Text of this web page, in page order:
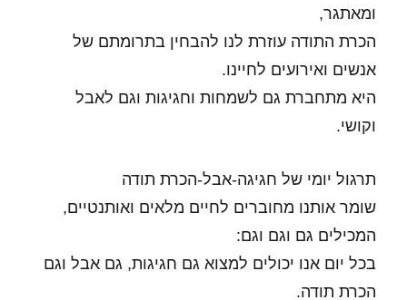
ומאתגר,
הכרת התודה עוזרת לנו להבחין בתרומתם של
אנשים ואירועים לחיינו.
היא מתחברת גם לשמחות וחגיגות וגם לאבל
וקושי.
תרגול יומי של חגיגה-אבל-הכרת תודה
שומר אותנו מחוברים לחיים מלאים ואותנטיים,
המכילים גם וגם וגם:
בכל יום אנו יכולים למצוא גם חגיגות, גם אבל וגם
הכרת תודה.